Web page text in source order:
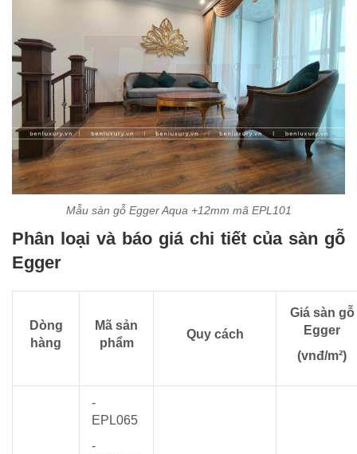
Mẫu sàn gỗ Egger Aqua +12mm mã EPL101
Phân loại và báo giá chi tiết của sàn gỗ
Egger
Dòng
hàng
Mã sản
phẩm
Quy cách
Giá sàn gỗ
Egger
(vnđ/m²)
-
EPL065
-